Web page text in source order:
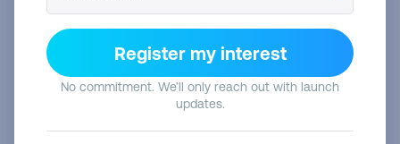
Register my interest
No commitment. We’ll only reach out with launch
updates.